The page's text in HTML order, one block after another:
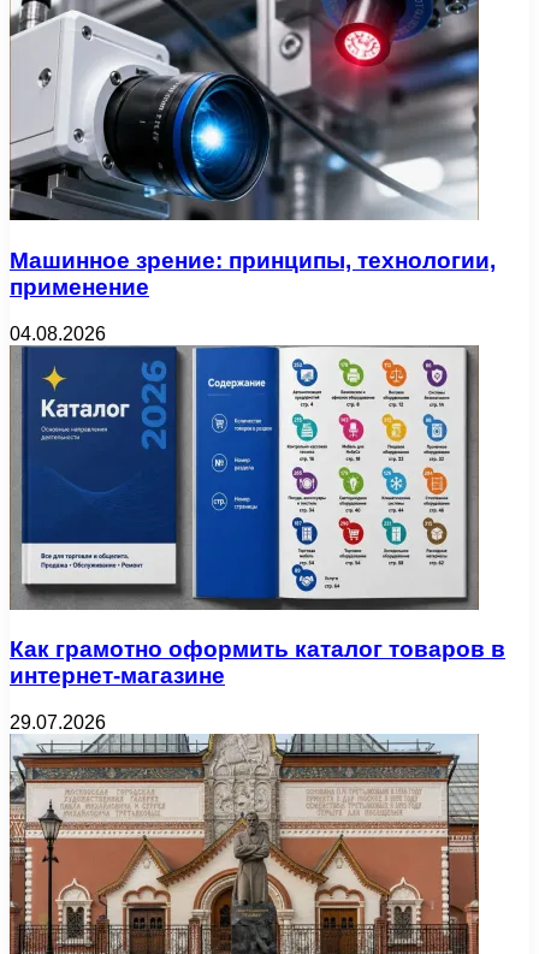
Машинное зрение: принципы, технологии,
применение
04.08.2026
Как грамотно оформить каталог товаров в
интернет-магазине
29.07.2026